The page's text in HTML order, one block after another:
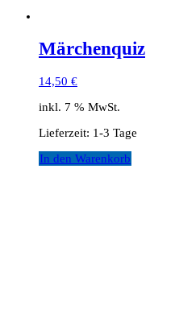
Märchenquiz
14,50 €
inkl. 7 % MwSt.
Lieferzeit: 1-3 Tage
In den Warenkorb